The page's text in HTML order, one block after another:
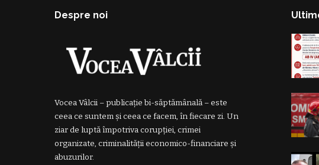
Despre noi
Vocea Vâlcii – publicație bi-săptămânală – este
ceea ce suntem și ceea ce facem, în fiecare zi. Un
ziar de luptă împotriva corupției, crimei
organizate, criminalității economico-financiare și
abuzurilor.